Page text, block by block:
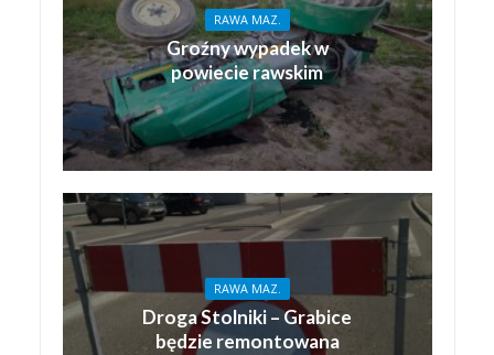
RAWA MAZ.
Groźny wypadek w
powiecie rawskim
RAWA MAZ.
Droga Stolniki – Grabice
będzie remontowana